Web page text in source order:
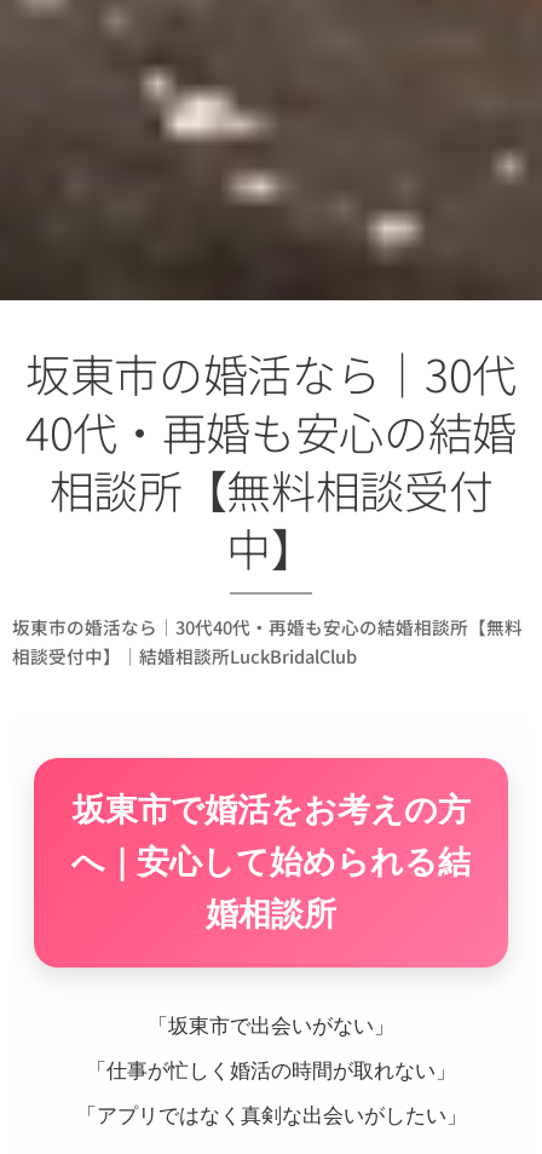
坂東市の婚活なら｜30代
40代・再婚も安心の結婚
相談所【無料相談受付
中】
坂東市の婚活なら｜30代40代・再婚も安心の結婚相談所【無料
相談受付中】｜結婚相談所LuckBridalClub
坂東市で婚活をお考えの方
へ｜安心して始められる結
婚相談所
「坂東市で出会いがない」
「仕事が忙しく婚活の時間が取れない」
「アプリではなく真剣な出会いがしたい」